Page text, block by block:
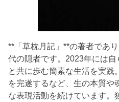
**「草枕月記」**の著者であ
代の隠者です。2023年には
と共に歩む簡素な生活を実践
を完遂するなど、生の本質や
な表現活動を続けています。